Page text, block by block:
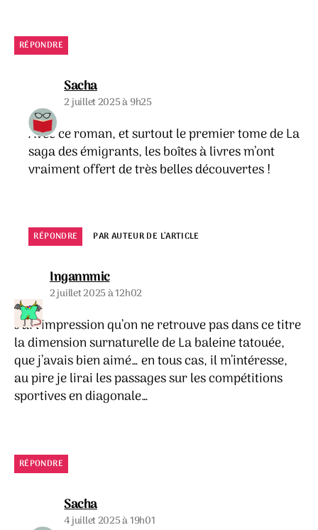
RÉPONDRE
Sachadit :
2 juillet 2025 à 9h25
Avec ce roman, et surtout le premier tome de La
saga des émigrants, les boîtes à livres m’ont
vraiment offert de très belles découvertes !
RÉPONDRE PAR AUTEUR DE L’ARTICLE
Ingannmicdit :
2 juillet 2025 à 12h02
J’ai l’impression qu’on ne retrouve pas dans ce titre
la dimension surnaturelle de La baleine tatouée,
que j’avais bien aimé… en tous cas, il m’intéresse,
au pire je lirai les passages sur les compétitions
sportives en diagonale…
RÉPONDRE
Sachadit :
4 juillet 2025 à 19h01